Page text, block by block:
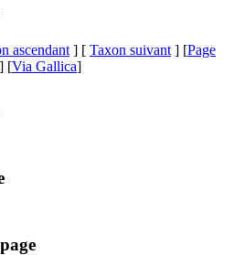
ascendant ] [ Taxon suivant ] [Page
] [Via Gallica]